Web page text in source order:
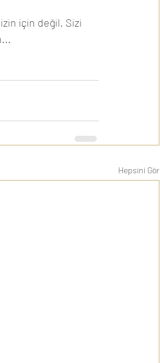
için değil. Sizi
Hepsini Gör